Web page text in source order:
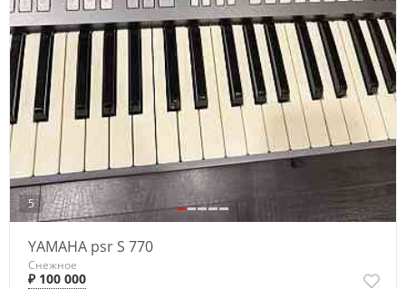
5
YAMAHA psr S 770
Снежное
₽ 100 000